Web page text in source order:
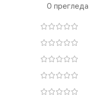
0 прегледа